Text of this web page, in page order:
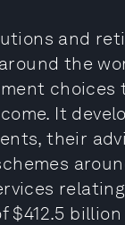
and
the
It
their